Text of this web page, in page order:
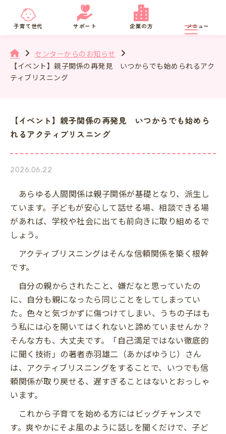
京都府
子育て世代 サポート 企業の方 メニュー
センターからのお知らせ
【イベント】親子関係の再発見 いつからでも始められるアク
ティブリスニング
【イベント】親子関係の再発見 いつからでも始めら
れるアクティブリスニング
2026.06.22
あらゆる人間関係は親子関係が基礎となり、派生し
ています。子どもが安心して話せる場、相談できる場
があれば、学校や社会に出ても前向きに取り組めるで
しょう。
アクティブリスニングはそんな信頼関係を築く根幹
です。
自分の親からされたこと、嫌だなと思っていたの
に、自分も親になったら同じことをしてしまってい
た。色々と気づかずに傷つけてしまい、うちの子はも
う私には心を開いてはくれないと諦めていませんか？
そんな方も、大丈夫です。「自己満足ではない徹底的
に聞く技術」の著者赤羽雄二（あかばゆうじ）さん
は、アクティブリスニングをすることで、いつでも信
頼関係が取り戻せる、遅すぎることはないとおっしゃ
います。
これから子育てを始める方にはビッグチャンスで
す。爽やかにそよ風のように話しを聞くだけで、子ど